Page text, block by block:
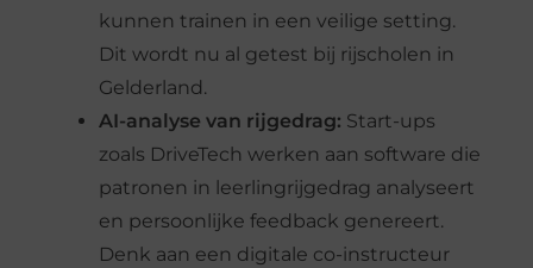
kunnen trainen in een veilige setting.
Dit wordt nu al getest bij rijscholen in
Gelderland.
AI-analyse van rijgedrag: Start-ups
zoals DriveTech werken aan software die
patronen in leerlingrijgedrag analyseert
en persoonlijke feedback genereert.
Denk aan een digitale co-instructeur